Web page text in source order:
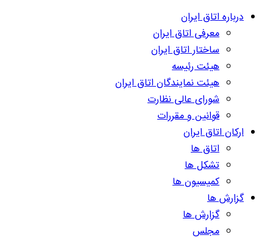
درباره اتاق ایران
معرفی اتاق ایران
ساختار اتاق ایران
هیئت رئیسه
هیئت نمایندگان اتاق ایران
شورای عالی نظارت
قوانین و مقررات
ارکان اتاق ایران
اتاق ها
تشکل ها
کمیسیون ها
گزارش ها
گزارش ها
مجلس